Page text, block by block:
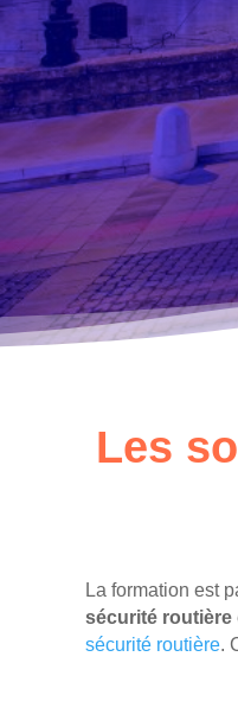
Les
La formation est
sécurité routière
sécurité routière.